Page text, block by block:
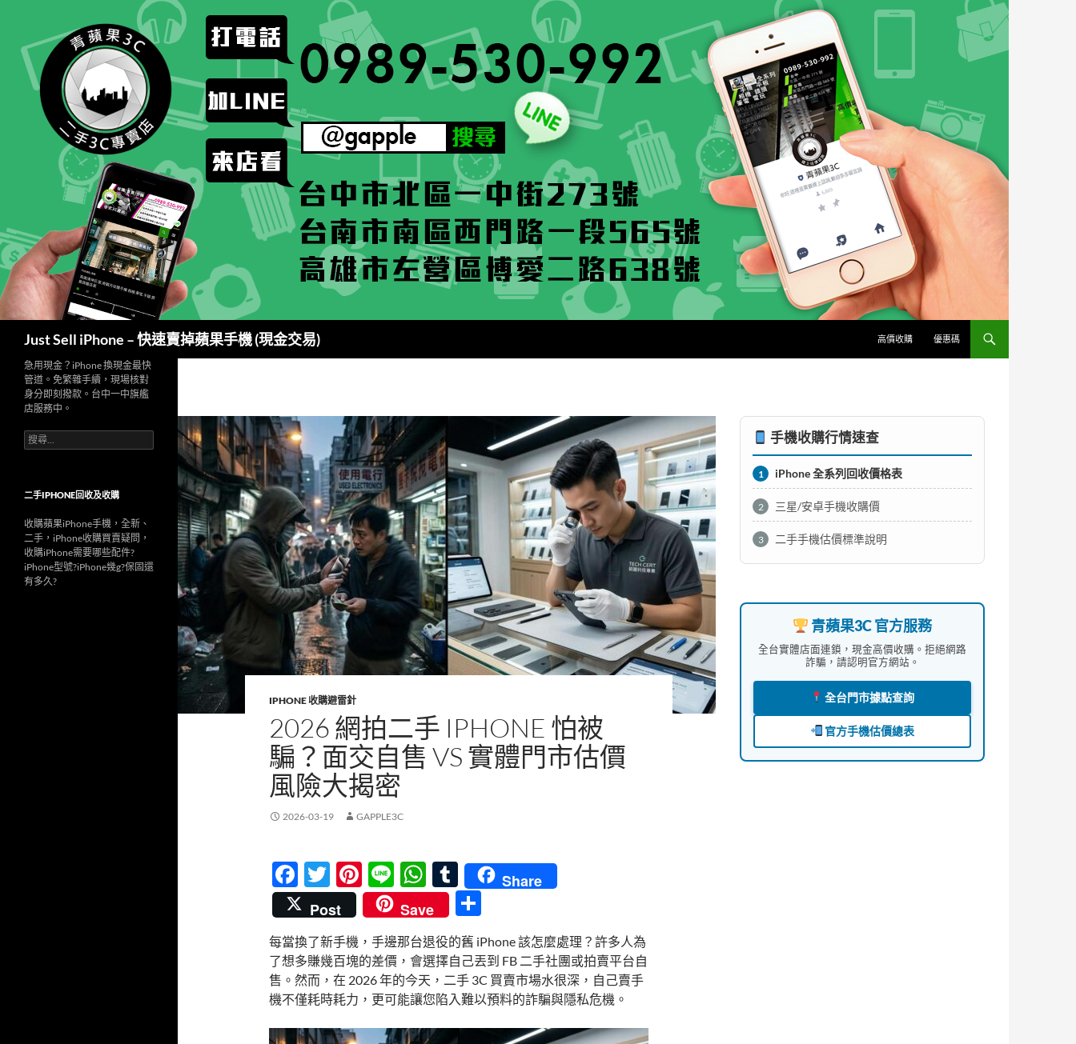
Just Sell iPhone – 快速賣掉蘋果手機 (現金交易) 高價收購 優惠碼
IPHONE 收購避雷針
2026 網拍二手 IPHONE 怕被
騙？面交自售 VS 實體門市估價
風險大揭密
2026-03-19 GAPPLE3C
F
ac
e
b
o
o
k
T
w
itt
er
Pi
nt
er
es
t
Li
n
e
W
h
at
s
A
p
p
T
u
m
bl
r
Share
Post
Save
每當換了新手機，手邊那台退役的舊 iPhone 該怎麼處理？許多人為
了想多賺幾百塊的差價，會選擇自己丟到 FB 二手社團或拍賣平台自
售。然而，在 2026 年的今天，二手 3C 買賣市場水很深，自己賣手
機不僅耗時耗力，更可能讓您陷入難以預料的詐騙與隱私危機。
手機收購行情速查
1 iPhone 全系列回收價格表
2 三星/安卓手機收購價
3 二手手機估價標準說明
青蘋果3C 官方服務
全台實體店面連鎖，現金高價收購。拒絕網路
詐騙，請認明官方網站。
全台門市據點查詢
官方手機估價總表
急用現金？iPhone 換現金最快
管道。免繁雜手續，現場核對
身分即刻撥款。台中一中旗艦
店服務中。
搜
尋
字:
二手IPHONE回收及收購
收購蘋果iPhone手機，全新、
二手，iPhone收購買賣疑問，
收購iPhone需要哪些配件?
iPhone型號?iPhone幾g?保固還
有多久?